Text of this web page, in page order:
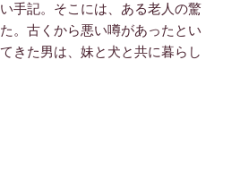
手記。そこには、ある老人の驚
。古くから悪い噂があったとい
きた男は、妹と犬と共に暮らし